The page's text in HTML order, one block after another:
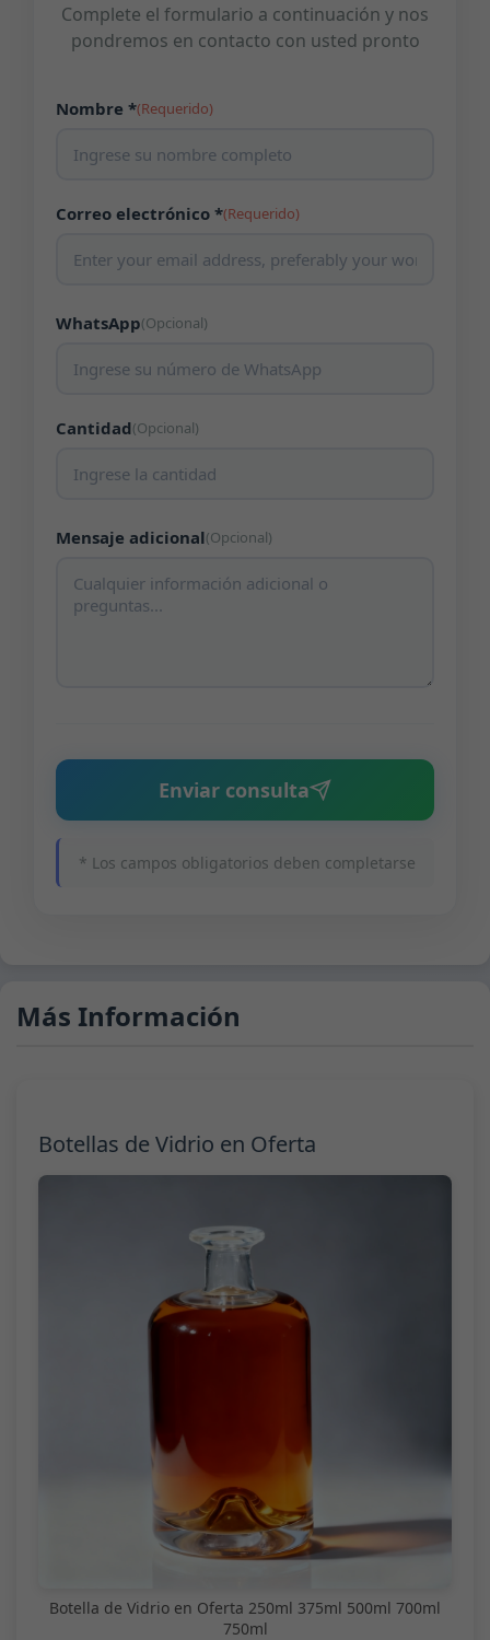
Complete el formulario a continuación y nos
pondremos en contacto con usted pronto
Nombre *(Requerido)
Correo electrónico *(Requerido)
WhatsApp(Opcional)
Cantidad(Opcional)
Mensaje adicional(Opcional)
Enviar consulta
* Los campos obligatorios deben completarse
Más Información
Botellas de Vidrio en Oferta
Botella de Vidrio en Oferta 250ml 375ml 500ml 700ml
750ml